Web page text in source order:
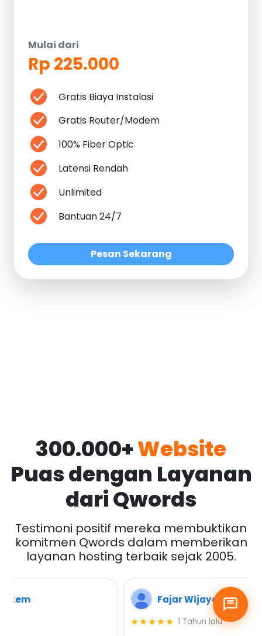
Mulai dari
Rp 225.000
Gratis Biaya Instalasi
Gratis Router/Modem
100% Fiber Optic
Latensi Rendah
Unlimited
Bantuan 24/7
Pesan Sekarang
300.000+Website
Puas dengan Layanan
dari Qwords
Testimoni positif mereka membuktikan
komitmen Qwords dalam memberikan
layanan hosting terbaik sejak 2005.
Fajar Wijayanto